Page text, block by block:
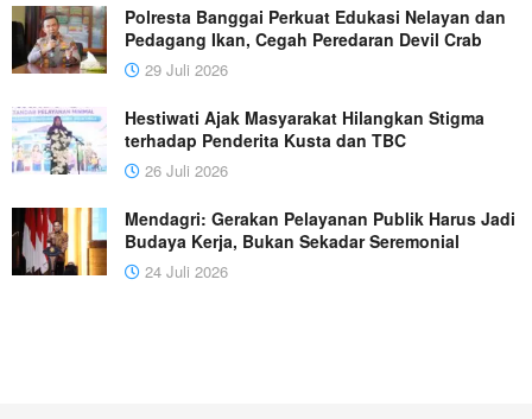
Polresta Banggai Perkuat Edukasi Nelayan dan
Pedagang Ikan, Cegah Peredaran Devil Crab
29 Juli 2026
Hestiwati Ajak Masyarakat Hilangkan Stigma
terhadap Penderita Kusta dan TBC
26 Juli 2026
Mendagri: Gerakan Pelayanan Publik Harus Jadi
Budaya Kerja, Bukan Sekadar Seremonial
24 Juli 2026